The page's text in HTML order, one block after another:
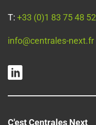
T: +33 (0)1 83 75 48 52
info@centrales-next.fr
C'est Centrales Next